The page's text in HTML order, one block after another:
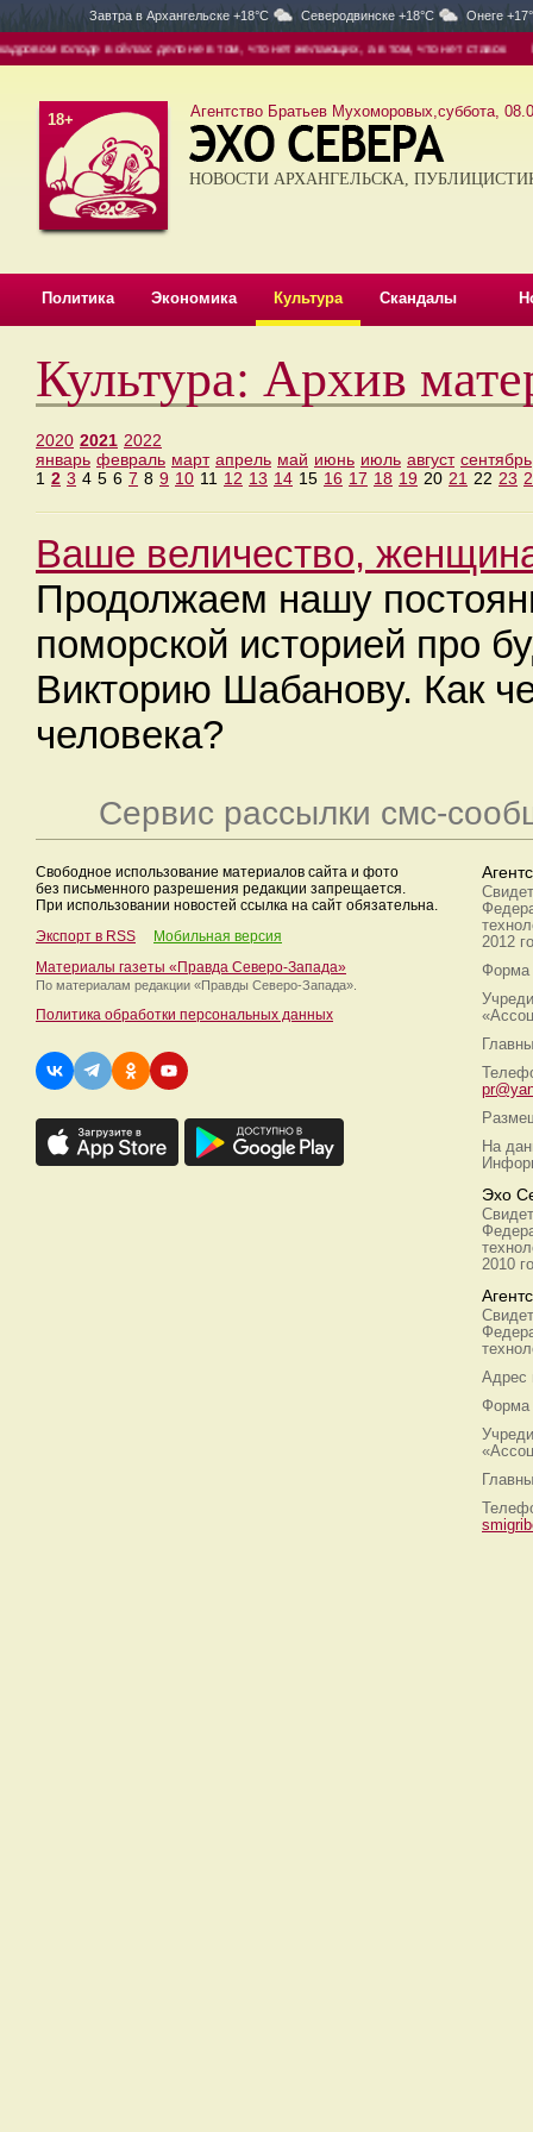
Завтра в Архангельске +18°C Северодвинске +18°C Онеге
голоде в сёлах: дело не в том, что нет желающих, а в том, что нет ставок
18+ Агентство Братьев Мухоморовых,суббота,
НОВОСТИ АРХАНГЕЛЬСКА,
Политика Экономика Культура Скандалы
Культура: Архив
2020 2021 2022
январь февраль март апрель май июнь июль август сентябрь
1 2 3 4 5 6 7 8 9 10 11 12 13 14 15 16 17 18 19 20 21 22 23
Ваше величество,
Продолжаем нашу
поморской историей про
Викторию Шабанову. Как
человека?
Сервис рассылки смс-
Свободное использование материалов сайта и фото
без письменного разрешения редакции запрещается.
При использовании новостей ссылка на сайт обязательна.
Экспорт в RSS
Мобильная версия
Материалы газеты «Правда Северо-Запада»
По материалам редакции «Правды Северо-Запада».
Политика обработки персональных данных
2012
Форма
На
Эхо
2010
Адрес
Форма